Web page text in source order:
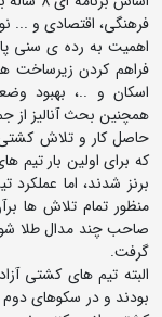
فرهنگی، اقتصادی و ...
اهمیت به رده ی سنی
فراهم کردن زیرساخت
اسکان و ..، بهبود
همچنین بحث آنالیز از
برنز شدند، اما عملکرد
صاحب چند مدال طلا
گرفت.
البته تیم های کشتی
بودند و در سکوهای دوم